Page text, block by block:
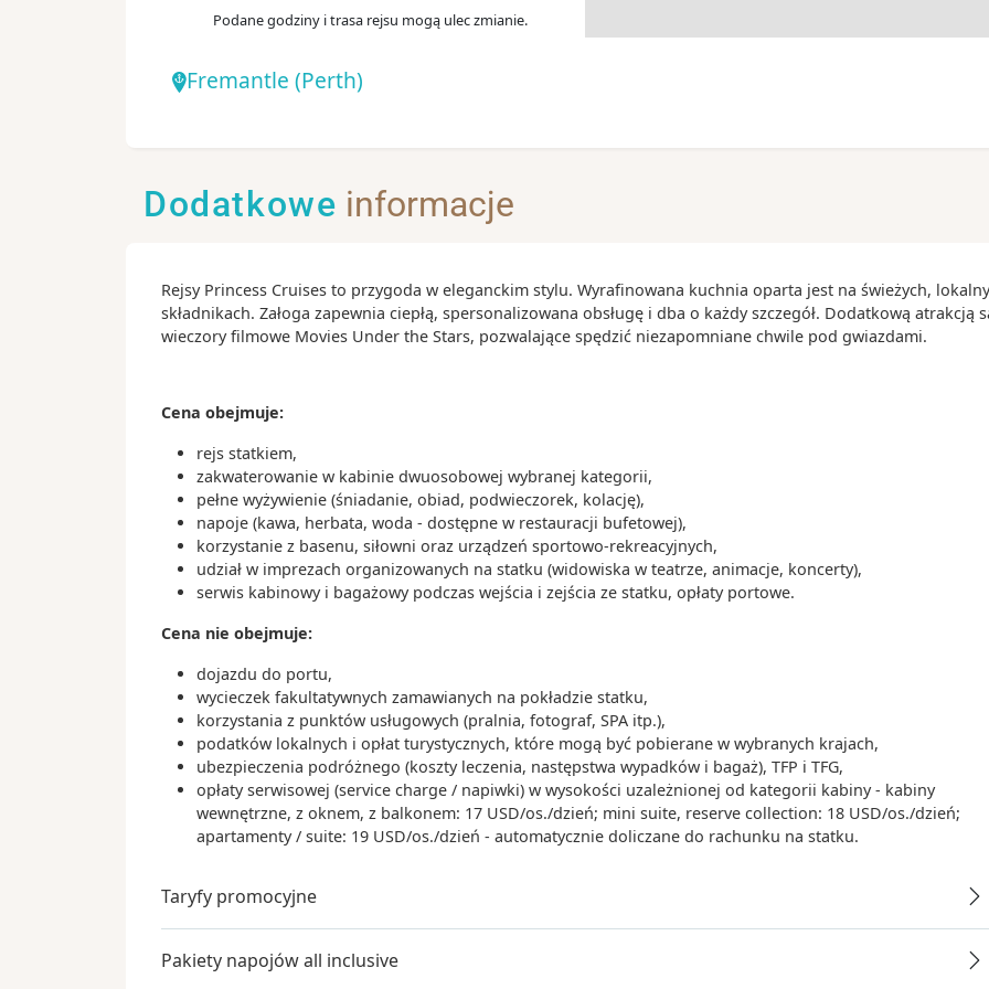
Podane godziny i trasa rejsu mogą ulec zmianie.
Fremantle (Perth)
Dodatkowe informacje
Rejsy Princess Cruises to przygoda w eleganckim stylu. Wyrafinowana kuchnia oparta jest na świeżych,
składnikach. Załoga zapewnia ciepłą, spersonalizowana obsługę i dba o każdy szczegół. Dodatkową atrakcją
wieczory filmowe Movies Under the Stars, pozwalające spędzić niezapomniane chwile pod gwiazdami.
Cena obejmuje:
rejs statkiem,
zakwaterowanie w kabinie dwuosobowej wybranej kategorii,
pełne wyżywienie (śniadanie, obiad, podwieczorek, kolację),
napoje (kawa, herbata, woda - dostępne w restauracji bufetowej),
korzystanie z basenu, siłowni oraz urządzeń sportowo-rekreacyjnych,
udział w imprezach organizowanych na statku (widowiska w teatrze, animacje, koncerty),
serwis kabinowy i bagażowy podczas wejścia i zejścia ze statku, opłaty portowe.
Cena nie obejmuje:
dojazdu do portu,
wycieczek fakultatywnych zamawianych na pokładzie statku,
korzystania z punktów usługowych (pralnia, fotograf, SPA itp.),
podatków lokalnych i opłat turystycznych, które mogą być pobierane w wybranych krajach,
ubezpieczenia podróżnego (koszty leczenia, następstwa wypadków i bagaż), TFP i TFG,
opłaty serwisowej (service charge / napiwki) w wysokości uzależnionej od kategorii kabiny - kabiny
wewnętrzne, z oknem, z balkonem: 17 USD/os./dzień; mini suite, reserve collection: 18 USD/os./dzień;
apartamenty / suite: 19 USD/os./dzień - automatycznie doliczane do rachunku na statku.
Taryfy promocyjne
Pakiety napojów all inclusive